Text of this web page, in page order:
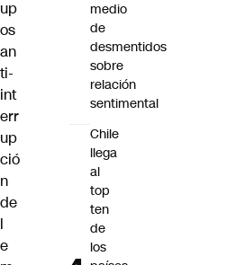
up
os
an
ti-
int
err
up
ció
n
de
l
e
medio
de
desmentidos
sobre
relación
sentimental
Chile
llega
al
top
ten
de
los